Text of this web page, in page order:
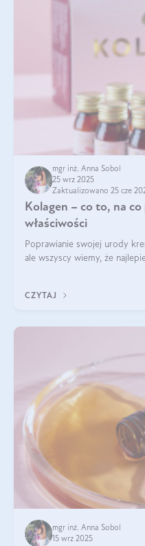
mgr inż. Anna Sobol
25 wrz 2025
Zaktualizowano 25 cze
Kolagen – co to, na co
właściwości
Poprawianie swojej urody
ale wszyscy wiemy, że
wysokiej jakości suplem
CZYTAJ
mgr inż. Anna Sobol
15 wrz 2025